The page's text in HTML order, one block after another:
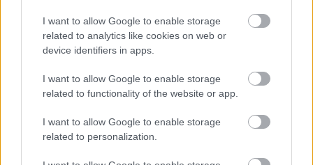
I want to allow Google to enable storage
related to analytics like cookies on web or
device identifiers in apps.
I want to allow Google to enable storage
related to functionality of the website or app.
I want to allow Google to enable storage
related to personalization.
A West End eddigi legdrágább jegyét
árulják az Elf musicalre
szinhazhu•2015. augusztus 27.
Hiába hirdetik londoni színházak olyan színészekkel
Benedict Cumberbatch, a rendkívüli érdeklődés
miatt mégis a Mi a manó, vagyis az Elf című